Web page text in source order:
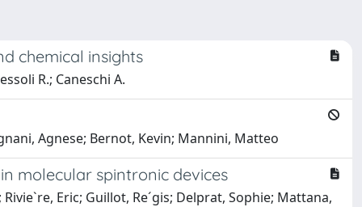
chemical insights
R.; Caneschi A.
Agnese; Bernot, Kevin; Mannini, Matteo
molecular spintronic devices
Eric; Guillot, Re´gis; Delprat, Sophie; Mattana,